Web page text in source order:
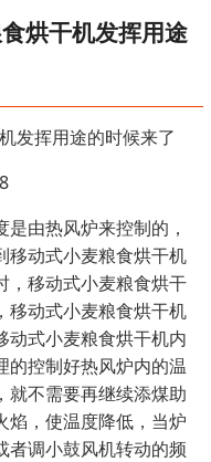
烘干机发挥用途
发挥用途的时候来了
是由热风炉来控制的，
移动式小麦粮食烘干机
，移动式小麦粮食烘干
移动式小麦粮食烘干机
动式小麦粮食烘干机内
的控制好热风炉内的温
就不需要再继续添煤助
焰，使温度降低，当炉
者调小鼓风机转动的频